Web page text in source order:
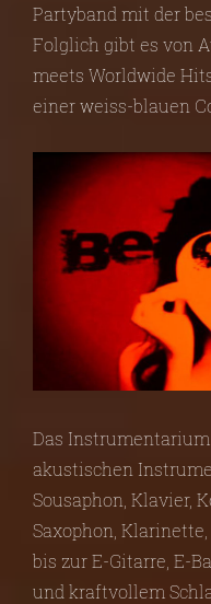
Partyband mit der
Folglich gibt es von
meets Worldwide
einer weiss-blauen
Das
akustischen
Sousaphon, Klavier,
Saxophon,
bis zur E-Gitarre, E-
und kraftvollem